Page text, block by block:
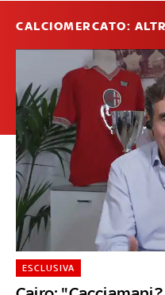
CALCIOMERCATO:
ESCLUSIVA